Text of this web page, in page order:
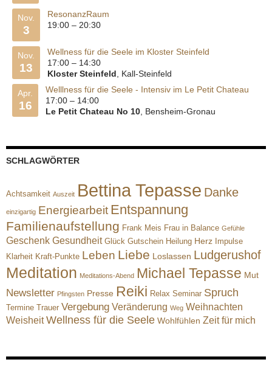
Nov.
3
ResonanzRaum
19:00 – 20:30
Nov.
13
Wellness für die Seele im Kloster Steinfeld
17:00 – 14:30
Kloster Steinfeld , Kall-Steinfeld
Apr.
16
Welllness für die Seele - Intensiv im Le Petit Chateau
17:00 – 14:00
Le Petit Chateau No 10 , Bensheim-Gronau
SCHLAGWÖRTER
Achtsamkeit Auszeit Bettina Tepasse Danke
einzigartig Energiearbeit Entspannung
Familienaufstellung Frank Meis Frau in Balance Gefühle
Geschenk Gesundheit Glück Gutschein Heilung Herz Impulse
Klarheit Kraft-Punkte Leben Liebe Loslassen Ludgerushof
Meditation Meditations-Abend Michael Tepasse Mut
Newsletter Pfingsten Presse Reiki Relax Seminar Spruch
Termine Trauer Vergebung Veränderung Weg Weihnachten
Weisheit Wellness für die Seele Wohlfühlen Zeit für mich